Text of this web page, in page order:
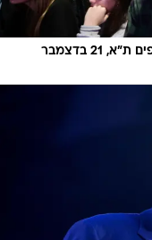
הפגנה בקריאה לשחרור החטופים,כיכר החטופים ת"א, 21 בדצמבר